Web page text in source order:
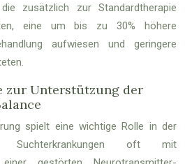
zusätzlich zur Standardtherapie
eine um bis zu 30% höhere
aufwiesen und geringere
zur Unterstützung der
spielt eine wichtige Rolle in der
Suchterkrankungen oft mit